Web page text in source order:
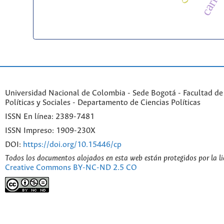
Universidad Nacional de Colombia - Sede Bogotá - Facultad
Políticas y Sociales - Departamento de Ciencias Políticas
ISSN En línea: 2389-7481
ISSN Impreso: 1909-230X
DOI: https://doi.org/10.15446/cp
Todos los documentos alojados en esta web están protegidos por la
Creative Commons BY-NC-ND 2.5 CO